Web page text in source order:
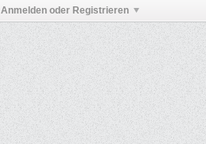
Anmelden oder Registrieren